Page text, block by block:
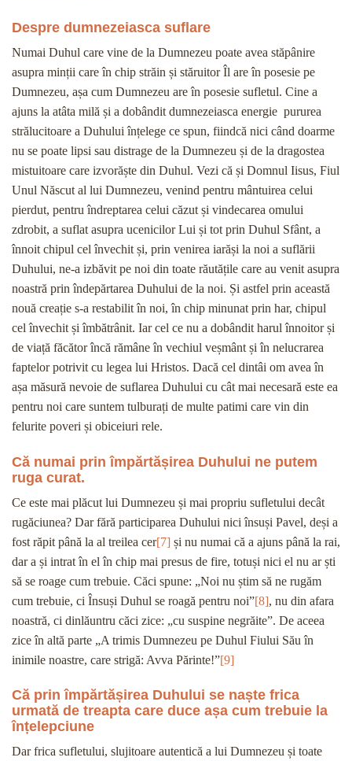
Despre dumnezeiasca suflare
Numai Duhul care vine de la Dumnezeu poate avea stăpânire
asupra minții care în chip străin și stăruitor Îl are în posesie pe
Dumnezeu, așa cum Dumnezeu are în posesie sufletul. Cine a
ajuns la atâta milă și a dobândit dumnezeiasca energie pururea
strălucitoare a Duhului înțelege ce spun, fiindcă nici când doarme
nu se poate lipsi sau distrage de la Dumnezeu și de la dragostea
mistuitoare care izvorăște din Duhul. Vezi că și Domnul Iisus, Fiul
Unul Născut al lui Dumnezeu, venind pentru mântuirea celui
pierdut, pentru îndreptarea celui căzut și vindecarea omului
zdrobit, a suflat asupra ucenicilor Lui și tot prin Duhul Sfânt, a
înnoit chipul cel învechit și, prin venirea iarăși la noi a suflării
Duhului, ne-a izbăvit pe noi din toate răutățile care au venit asupra
noastră prin îndepărtarea Duhului de la noi. Și astfel prin această
nouă creație s-a restabilit în noi, în chip minunat prin har, chipul
cel învechit și îmbătrânit. Iar cel ce nu a dobândit harul înnoitor și
de viață făcător încă rămâne în vechiul veșmânt și în nelucrarea
faptelor potrivit cu legea lui Hristos. Dacă cel dintâi om avea în
așa măsură nevoie de suflarea Duhului cu cât mai necesară este ea
pentru noi care suntem tulburați de multe patimi care vin din
felurite poveri și obiceiuri rele.
Că numai prin împărtășirea Duhului ne putem
ruga curat.
Ce este mai plăcut lui Dumnezeu și mai propriu sufletului decât
rugăciunea? Dar fără participarea Duhului nici însuși Pavel, deși a
fost răpit până la al treilea cer[7] și nu numai că a ajuns până la rai,
dar a și intrat în el în chip mai presus de fire, totuși nici el nu ar ști
să se roage cum trebuie. Căci spune: „Noi nu știm să ne rugăm
cum trebuie, ci Însuși Duhul se roagă pentru noi”[8], nu din afara
noastră, ci dinlăuntru căci zice: „cu suspine negrăite”. De aceea
zice în altă parte „A trimis Dumnezeu pe Duhul Fiului Său în
inimile noastre, care strigă: Avva Părinte!”[9]
Că prin împărtășirea Duhului se naște frica
urmată de treapta care duce așa cum trebuie la
înțelepciune
Dar frica sufletului, slujitoare autentică a lui Dumnezeu și toate